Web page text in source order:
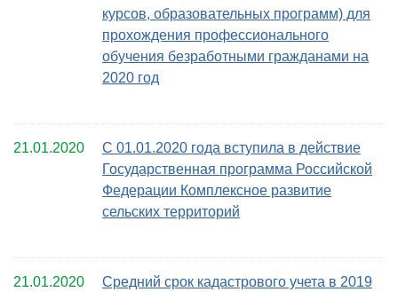
курсов, образовательных программ) для
прохождения профессионального
обучения безработными гражданами на
2020 год
21.01.2020
С 01.01.2020 года вступила в действие
Государственная программа Российской
Федерации Комплексное развитие
сельских территорий
21.01.2020
Средний срок кадастрового учета в 2019